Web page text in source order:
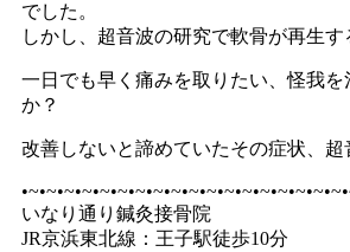
でした。
しかし、超音波の研究で軟骨が再生
一日でも早く痛みを取りたい、怪我
か？
改善しないと諦めていたその症状、
いなり通り鍼灸接骨院
JR京浜東北線：王子駅徒歩10分